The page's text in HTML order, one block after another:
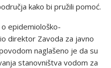
kako bi pružili pomoć.
epidemiološko-
direktor Zavoda za javno
naglašeno je da su
stanovništva vodom za